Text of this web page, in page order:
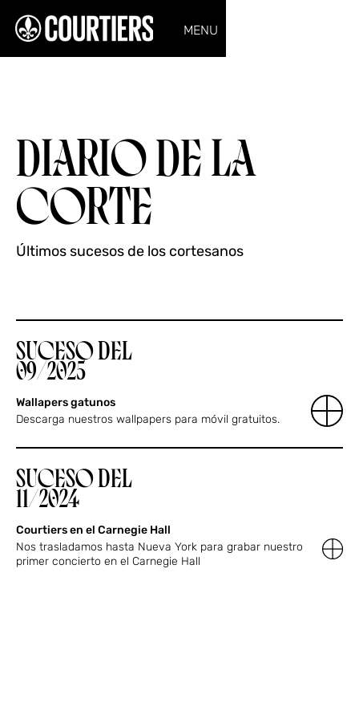
MENU
DIARIO DE LA
CORTE
Últimos sucesos de los cortesanos
SUCESO DEL
09/2025
Wallapers gatunos
Descarga nuestros wallpapers para móvil gratuitos.
SUCESO DEL
11/2024
Courtiers en el Carnegie Hall
Nos trasladamos hasta Nueva York para grabar nuestro
primer concierto en el Carnegie Hall